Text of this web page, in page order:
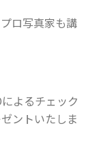
ロ写真家も講
よるチェック
ントいたしま